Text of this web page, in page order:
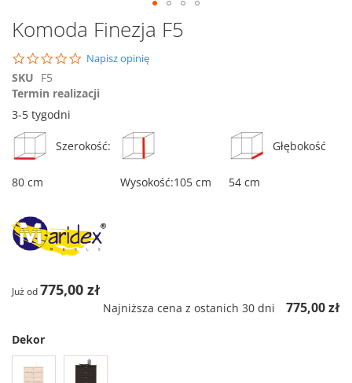
Przejdź
na
początek
galerii
Komoda Finezja F5
0.0
Napisz opinię
SKU F5
Termin realizacji
3-5 tygodni
Szerokość:
80 cm Wysokość:105 cm
Głębokość
54 cm
Już od775,00 zł
Najniższa cena z ostanich 30 dni 775,00 zł
Dekor